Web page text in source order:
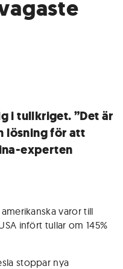
i tullkriget. ”Det är
lösning för att
experten
varor till
infört tullar om 145%
stoppar nya